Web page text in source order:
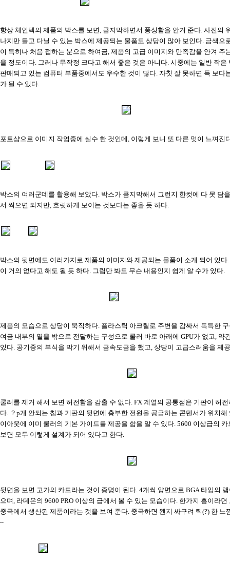
항상 체인텍의 제품의 박스를 보면, 큼지막하면서 풍성함을 안겨 준다. 사진의
나지만 들고 다닐 수 있는 박스에 제공되는 물품도 상당이 많아 보인다. 금색으
이 특히나 처음 접하는 분으로 하여금, 제품의 고급 이미지와 만족감을 안겨 주
을 정도이다. 그러나 무작정 크다고 해서 좋은 것은 아니다. 시중에는 일반 작은
판매되고 있는 컴퓨터 부품중에서도 우수한 것이 많다. 자칫 잘 못하면 득 보다
가 될 수 있다.
포토샵으로 이미지 작업중에 실수 한 것인데, 이렇게 보니 또 다른 멋이 느껴진
박스의 여러군데를 촬용해 보았다. 박스가 큼지막해서 그런지 한컷에 다 못 담
서 찍으면 되지만, 흐릿하게 보이는 것보다는 좋을 듯 하다.
박스의 뒷면에도 여러가지로 제품의 이미지와 제공되는 물품이 소개 되어 있다
이 거의 없다고 해도 될 듯 하다. 그림만 봐도 무슨 내용인지 쉽게 알 수가 있다.
제품의 모습으로 상당이 묵직하다. 플라스틱 아크릴로 주변을 감싸서 독특한
여금 내부의 열을 밖으로 전달하는 구성으로 쿨러 바로 아래에 GPU가 없고, 약
있다. 공기중의 부식을 막기 위해서 금속도금을 했고, 상당이 고급스러움을 제
쿨러를 제거 해서 보면 허전함을 감출 수 없다. FX 계열의 공통점은 기판이 허
다. ？p개 안되는 칩과 기판의 뒷면에 충부한 전원을 공급하는 콘덴서가 위치해
이아웃에 이미 쿨러의 기본 가이드를 제공을 함을 알 수 있다. 5600 이상급의 카
보면 모두 이렇게 설계가 되어 있다고 한다.
뒷면을 보면 고가의 카드라는 것이 증명이 된다. 4개씩 양면으로 BGA 타입의
으며, 라데온의 9600 PRO 이상의 급에서 볼 수 있는 모습이다. 한가지 흠이라
중국에서 생산된 제품이라는 것을 보여 준다. 중국하면 왠지 싸구려 틱(?) 한 느
~